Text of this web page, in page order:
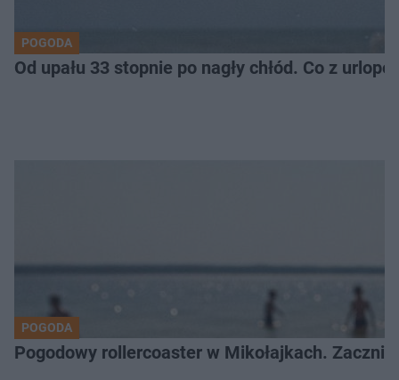
POGODA
Od upału 33 stopnie po nagły chłód. Co z
POGODA
Pogodowy rollercoaster w Mikołajkach.